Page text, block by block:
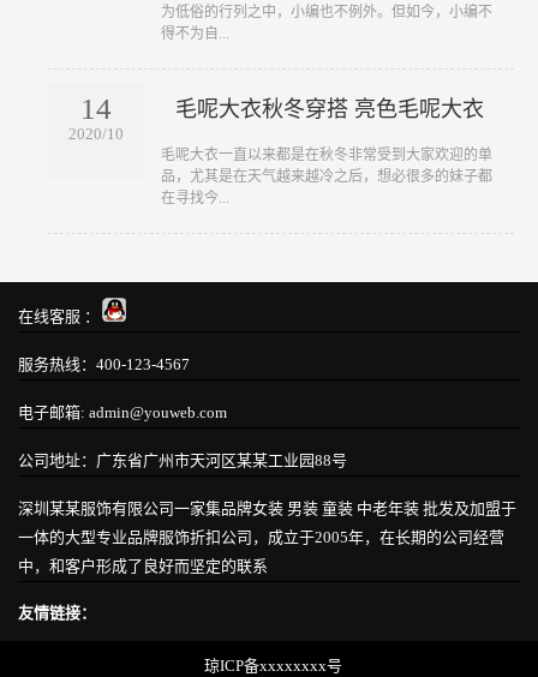
为低俗的行列之中，小编也不例外。但如今，小编不
得不为自...
14
2020/10
毛呢大衣秋冬穿搭 亮色毛呢大衣
​毛呢大衣一直以来都是在秋冬非常受到大家欢迎的单
品，尤其是在天气越来越冷之后，想必很多的妹子都
在寻找今...
在线客服 ：
服务热线：400-123-4567
电子邮箱: admin@youweb.com
公司地址：广东省广州市天河区某某工业园88号
深圳某某服饰有限公司一家集品牌女装 男装 童装 中老年装 批发及加盟于
一体的大型专业品牌服饰折扣公司，成立于2005年，在长期的公司经营
中，和客户形成了良好而坚定的联系
友情链接：
琼ICP备xxxxxxxx号